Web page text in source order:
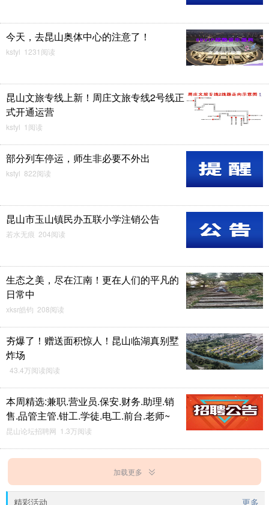
今天，去昆山奥体中心的注意了！
kstyl 1231阅读
昆山文旅专线上新！周庄文旅专线2号线正
式开通运营
kstyl 1阅读
部分列车停运，师生非必要不外出
kstyl 822阅读
昆山市玉山镇民办五联小学注销公告
若水无痕 204阅读
生态之美，尽在江南！更在人们的平凡的
日常中
xksr皓钧 208阅读
夯爆了！赠送面积惊人！昆山临湖真别墅
炸场
43.4万阅读阅读
本周精选:兼职.营业员.保安.财务.助理.销
售.品管主管.钳工.学徒.电工.前台.老师~
昆山论坛招聘网 1.3万阅读
加载更多
精彩活动 更多